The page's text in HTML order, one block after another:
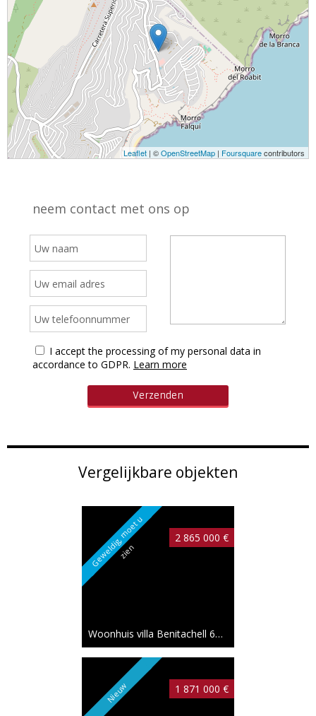
Vergelijkbare objekten
G
e
w
e
l
d
i
g
,
m
o
e
t
u
z
i
e
n
2 865 000 €
Woonhuis villa Benitachell 693 m²
Nieuw 1 871 000 €
Leaflet | ©OpenStreetMap | Foursquarecontributors
neem contact met ons op
I accept the processing of my personal data in
accordance to GDPR. Learn more